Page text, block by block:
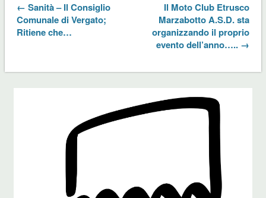
← Sanità – Il Consiglio
Comunale di Vergato;
Ritiene che…
Il Moto Club Etrusco
Marzabotto A.S.D. sta
organizzando il proprio
evento dell’anno….. →